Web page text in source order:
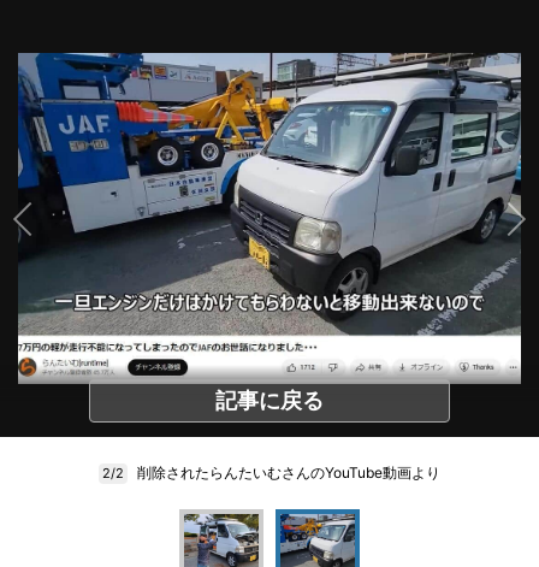
記事に戻る
2/2 削除されたらんたいむさんのYouTube動画より